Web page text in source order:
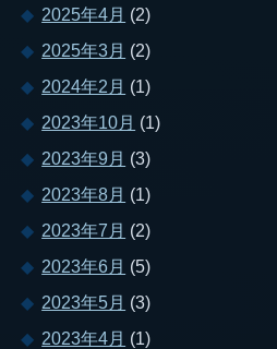
2025年4月 (2)
2025年3月 (2)
2024年2月 (1)
2023年10月 (1)
2023年9月 (3)
2023年8月 (1)
2023年7月 (2)
2023年6月 (5)
2023年5月 (3)
2023年4月 (1)